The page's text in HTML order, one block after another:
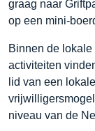
graag naar
op een mini-
Binnen de
activiteiten
lid van een
niveau van de